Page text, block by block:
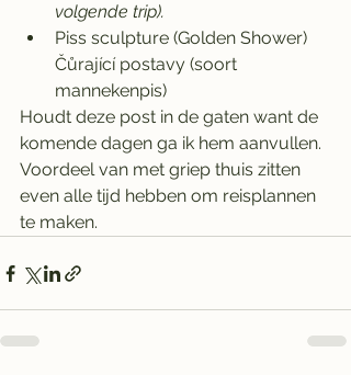
volgende trip).
Piss sculpture (Golden Shower)
Čůrající postavy (soort
mannekenpis)
Houdt deze post in de gaten want de
komende dagen ga ik hem aanvullen.
Voordeel van met griep thuis zitten
even alle tijd hebben om reisplannen
te maken.